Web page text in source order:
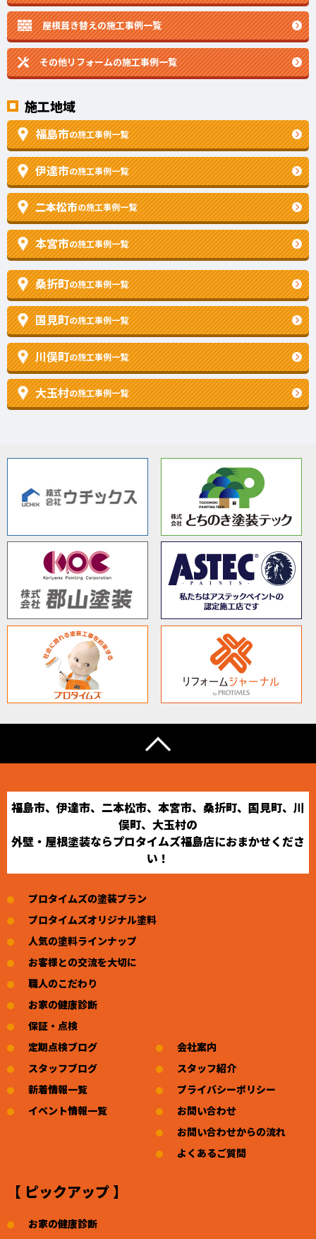
屋根葺き替えの施工事例一覧
その他リフォームの施工事例一覧
施工地域
福島市の施工事例一覧
伊達市の施工事例一覧
二本松市の施工事例一覧
本宮市の施工事例一覧
桑折町の施工事例一覧
国見町の施工事例一覧
川俣町の施工事例一覧
大玉村の施工事例一覧
福島市、伊達市、二本松市、本宮市、桑折町、国見町、川
俣町、大玉村の
外壁・屋根塗装ならプロタイムズ福島店におまかせくださ
い！
プロタイムズの塗装プラン
プロタイムズオリジナル塗料
人気の塗料ラインナップ
お客様との交流を大切に
職人のこだわり
お家の健康診断
保証・点検
定期点検ブログ
スタッフブログ
新着情報一覧
イベント情報一覧
会社案内
スタッフ紹介
プライバシーポリシー
お問い合わせ
お問い合わせからの流れ
よくあるご質問
【 ピックアップ 】
お家の健康診断